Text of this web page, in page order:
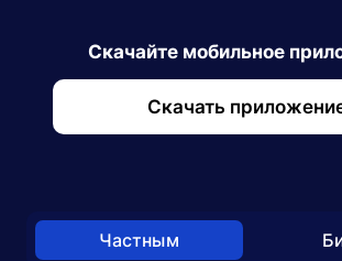
Скачайте мобильное
Скачать
Частным